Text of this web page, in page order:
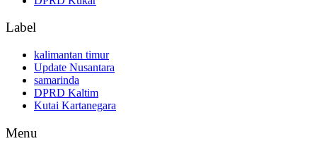
Label
kalimantan timur
Update Nusantara
samarinda
DPRD Kaltim
Kutai Kartanegara
Menu